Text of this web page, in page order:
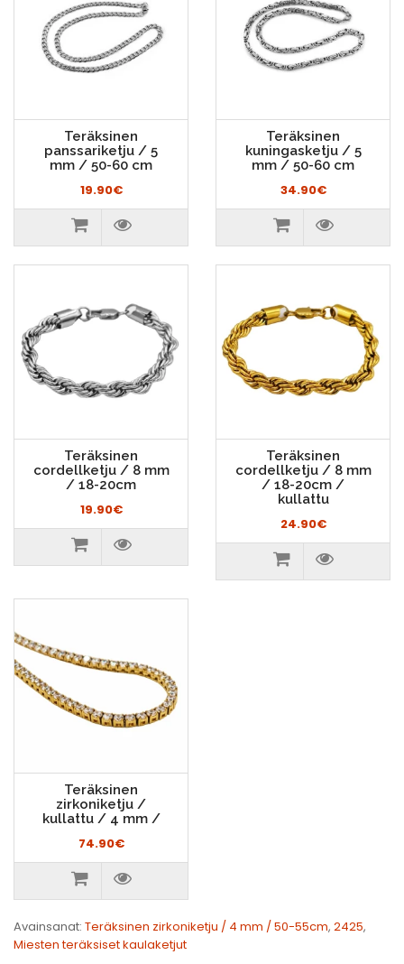
Teräksinen
panssariketju / 5
mm / 50-60 cm
19.90€
Teräksinen
kuningasketju / 5
mm / 50-60 cm
34.90€
Teräksinen
cordellketju / 8 mm
/ 18-20cm
19.90€
Teräksinen
cordellketju / 8 mm
/ 18-20cm /
kullattu
24.90€
Teräksinen
zirkoniketju /
kullattu / 4 mm /
74.90€
Avainsanat: Teräksinen zirkoniketju / 4 mm / 50-55cm, 2425,
Miesten teräksiset kaulaketjut